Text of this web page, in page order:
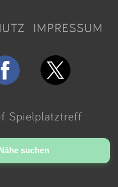
suchen
IMPRESSUM
Spielplatztreff
in Cologne.